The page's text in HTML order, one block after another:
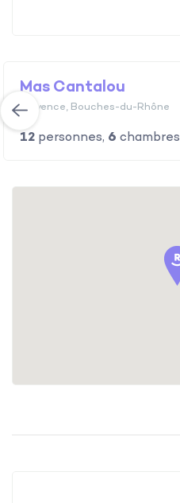
Nouveau
Mas Cantalou
Provence, Bouches-du-Rhône
12 personnes, 6 chambres